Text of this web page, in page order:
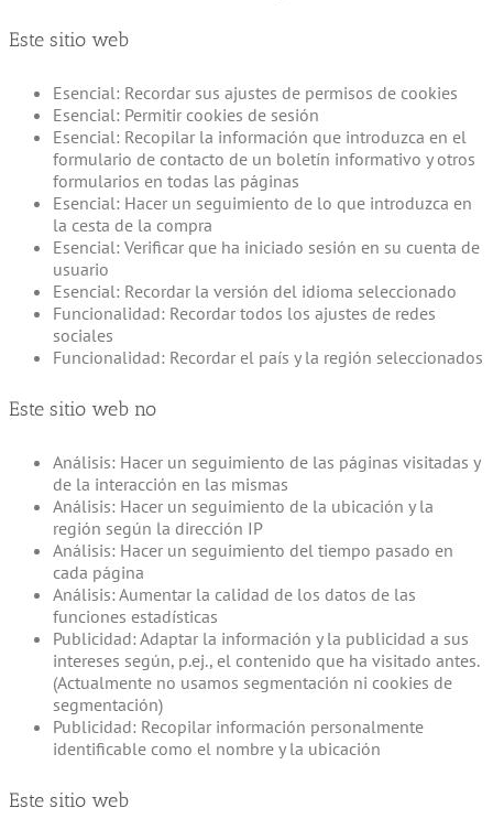
Este sitio web
Esencial: Recordar sus ajustes de permisos de cookies
Esencial: Permitir cookies de sesión
Esencial: Recopilar la información que introduzca en el
formulario de contacto de un boletín informativo y otros
formularios en todas las páginas
Esencial: Hacer un seguimiento de lo que introduzca en
la cesta de la compra
Esencial: Verificar que ha iniciado sesión en su cuenta de
usuario
Esencial: Recordar la versión del idioma seleccionado
Funcionalidad: Recordar todos los ajustes de redes
sociales
Funcionalidad: Recordar el país y la región seleccionados
Este sitio web no
Análisis: Hacer un seguimiento de las páginas visitadas y
de la interacción en las mismas
Análisis: Hacer un seguimiento de la ubicación y la
región según la dirección IP
Análisis: Hacer un seguimiento del tiempo pasado en
cada página
Análisis: Aumentar la calidad de los datos de las
funciones estadísticas
Publicidad: Adaptar la información y la publicidad a sus
intereses según, p.ej., el contenido que ha visitado antes.
(Actualmente no usamos segmentación ni cookies de
segmentación)
Publicidad: Recopilar información personalmente
identificable como el nombre y la ubicación
Este sitio web